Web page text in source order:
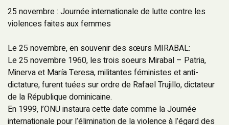
25 novembre : Journée internationale de lutte contre les
violences faites aux femmes
Le 25 novembre, en souvenir des sœurs MIRABAL:
Le 25 novembre 1960, les trois soeurs Mirabal – Patria,
Minerva et María Teresa, militantes féministes et anti-
dictature, furent tuées sur ordre de Rafael Trujillo, dictateur
de la République dominicaine.
En 1999, l’ONU instaura cette date comme la Journée
internationale pour l’élimination de la violence à l’égard des